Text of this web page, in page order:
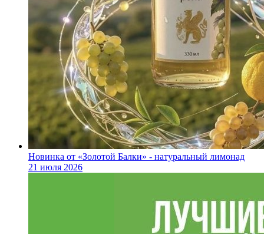
Новинка от «Золотой Балки» - натуральный лимонад
21 июля 2026